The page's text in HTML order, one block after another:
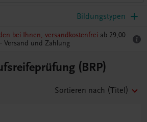
Bildungstypen
bei Ihnen, versandkostenfrei ab 29,00
Versand und Zahlung
(BRP)
Sortieren nach (Titel)